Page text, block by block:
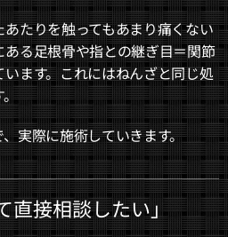
たりを触ってもあまり痛くない
る足根骨や指との継ぎ目＝関節
ます。これにはねんざと同じ処
。
実際に施術していきます。
直接相談したい」